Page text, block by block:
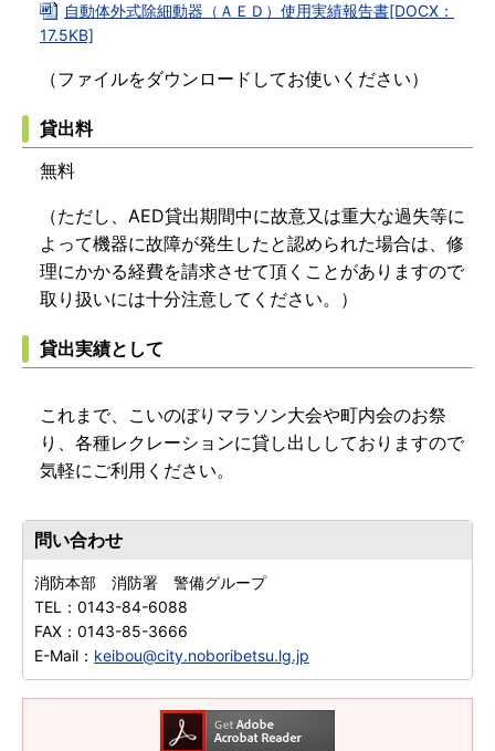
自動体外式除細動器（ＡＥＤ）使用実績報告書[DOCX：
17.5KB]
（ファイルをダウンロードしてお使いください）
貸出料
無料
（ただし、AED貸出期間中に故意又は重大な過失等に
よって機器に故障が発生したと認められた場合は、修
理にかかる経費を請求させて頂くことがありますので
取り扱いには十分注意してください。）
貸出実績として
これまで、こいのぼりマラソン大会や町内会のお祭
り、各種レクレーションに貸し出ししておりますので
気軽にご利用ください。
問い合わせ
消防本部 消防署 警備グループ
TEL： 0143-84-6088
FAX： 0143-85-3666
E-Mail： keibou@city.noboribetsu.lg.jp